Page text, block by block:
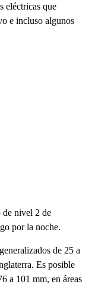
eléctricas que
e incluso algunos
de nivel 2 de
por la noche.
de 25 a
Es posible
a 101 mm, en áreas